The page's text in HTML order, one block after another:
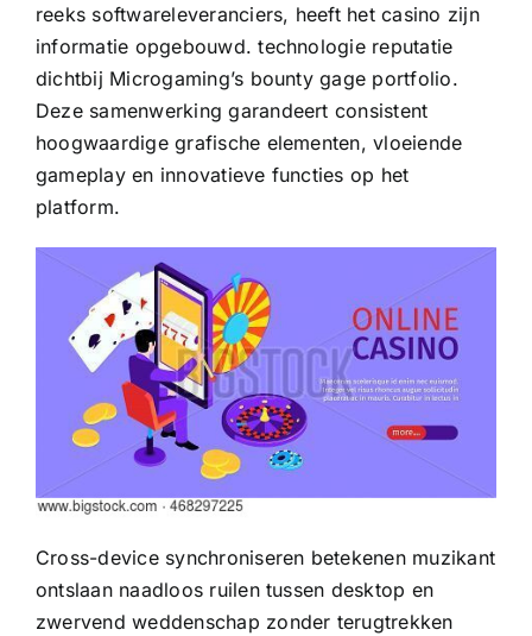
reeks softwareleveranciers, heeft het casino zijn
informatie opgebouwd. technologie reputatie
dichtbij Microgaming’s bounty gage portfolio.
Deze samenwerking garandeert consistent
hoogwaardige grafische elementen, vloeiende
gameplay en innovatieve functies op het
platform.
Cross-device synchroniseren betekenen muzikant
ontslaan naadloos ruilen tussen desktop en
zwervend weddenschap zonder terugtrekken